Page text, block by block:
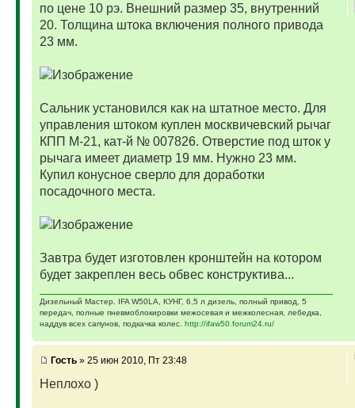
по цене 10 рэ. Внешний размер 35, внутренний
20. Толщина штока включения полного привода
23 мм.
Сальник установился как на штатное место. Для
управления штоком куплен москвичевский рычаг
КПП М-21, кат-й № 007826. Отверстие под шток у
рычага имеет диаметр 19 мм. Нужно 23 мм.
Купил конусное сверло для доработки
посадочного места.
Завтра будет изготовлен кронштейн на котором
будет закреплен весь обвес конструктива...
Дизельный Мастер. IFA W50LA, КУНГ, 6,5 л дизель, полный привод, 5
передач, полные пневмоблокировки межосевая и межколесная, лебедка,
наддув всех сапунов, подкачка колес. http://ifaw50.forum24.ru/
Гость» 25 июн 2010, Пт 23:48
Неплохо )